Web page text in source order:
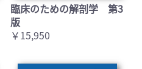
臨床のための解剖学 第3
版
￥15,950